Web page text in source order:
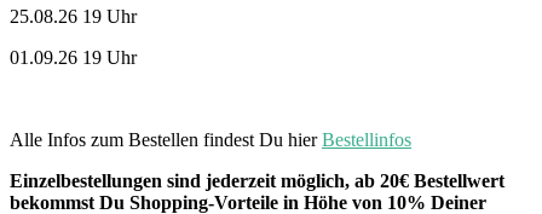
25.08.26 19 Uhr
01.09.26 19 Uhr
Alle Infos zum Bestellen findest Du hierBestellinfos
Einzelbestellungen sind jederzeit möglich, ab 20€ Bestellwert
bekommst Du Shopping-Vorteile in Höhe von 10% Deiner